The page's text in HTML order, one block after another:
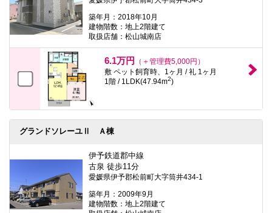
築年月：2018年10月
建物階数：地上2階建て
取扱店舗：松山城南店
6.1万円
（＋管理費5,000円）
敷 ペット飼育時、1ヶ月 / 礼 1ヶ月
1階 / 1LDK(47.94m2)
グランドソレーユⅡ Ａ棟
伊予鉄道郡中線
古泉 徒歩11分
愛媛県伊予郡松前町大字筒井434-1
築年月：2009年9月
建物階数：地上2階建て